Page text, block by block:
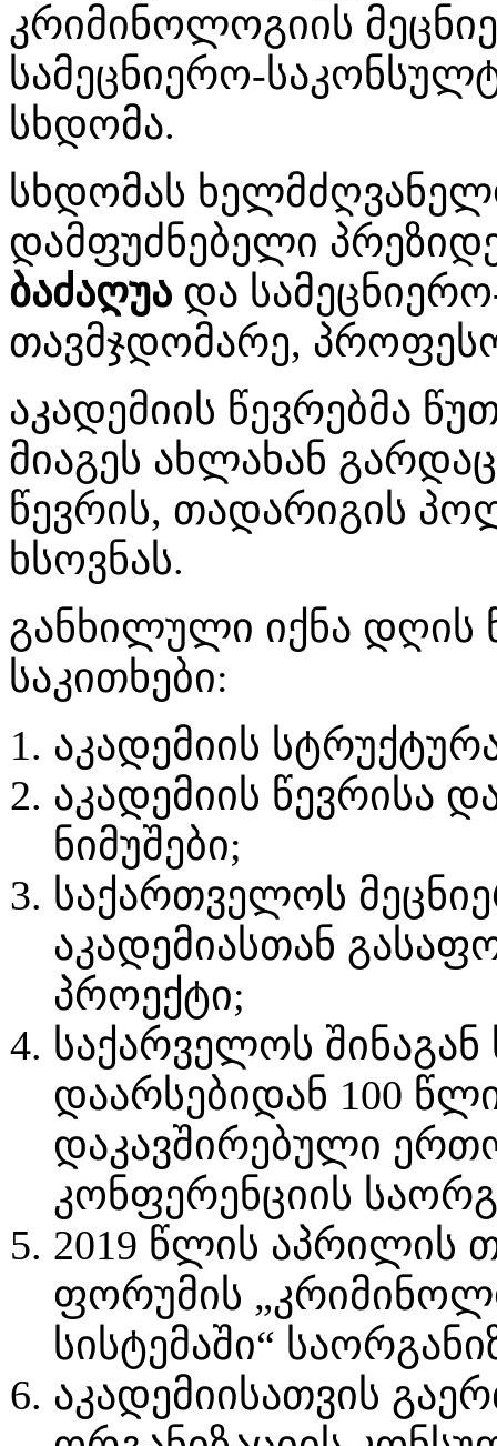
კრიმინოლოგიის
სამეცნიერო-
სხდომა.
სხდომას
დამფუძნებელი
ბაძაღუა და
თავმჯდომარე,
აკადემიის წევრებმა
მიაგეს ახლახან
წევრის, თადარიგის
ხსოვნას.
განხილული იქნა დღის
საკითხები:
აკადემიის
აკადემიის წევრისა
ნიმუშები;
საქართველოს
აკადემიასთან
პროექტი;
საქარველოს შინაგან
დაარსებიდან 100
დაკავშირებული
კონფერენციის
2019 წლის აპრილის
ფორუმის
სისტემაში“
აკადემიისათვის